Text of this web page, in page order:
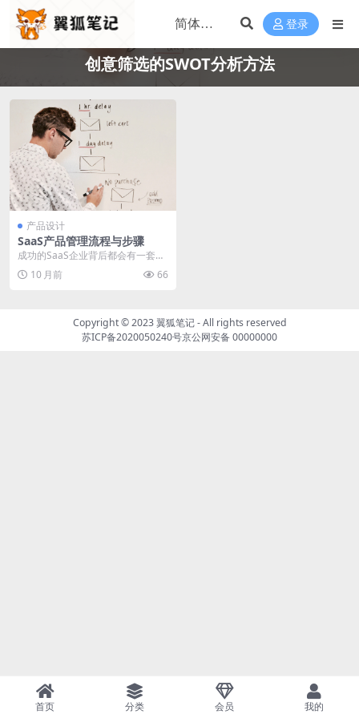
登录
创意筛选的SWOT分析方法
产品设计
SaaS产品管理流程与步骤
成功的SaaS企业背后都会有一套对
SaaS产品规范的管理流程，帮助我
们实现客户的...
10 月前 66
Copyright © 2023翼狐笔记- All rights reserved
苏ICP备2020050240号京公网安备 00000000
首页 分类 会员 我的